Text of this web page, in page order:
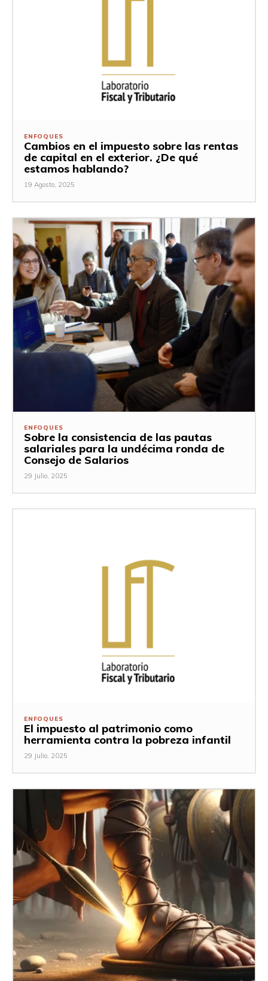
ENFOQUES
Cambios en el impuesto sobre las rentas
de capital en el exterior. ¿De qué
estamos hablando?
19 Agosto, 2025
ENFOQUES
Sobre la consistencia de las pautas
salariales para la undécima ronda de
Consejo de Salarios
29 Julio, 2025
ENFOQUES
El impuesto al patrimonio como
herramienta contra la pobreza infantil
29 Julio, 2025